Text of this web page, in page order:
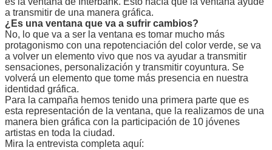
a transmitir de una manera gráfica.
¿Es una ventana que va a sufrir cambios?
No, lo que va a ser la ventana es tomar mucho más
protagonismo con una repotenciación del color verde, se va
a volver un elemento vivo que nos va ayudar a transmitir
sensaciones, personalización y transmitir coyuntura. Se
volverá un elemento que tome más presencia en nuestra
identidad gráfica.
Para la campaña hemos tenido una primera parte que es
esta representación de la ventana, que la realizamos de una
manera bien gráfica con la participación de 10 jóvenes
artistas en toda la ciudad.
Mira la entrevista completa aquí: